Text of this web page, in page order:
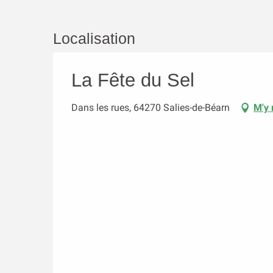
Localisation
La Fête du Sel
Dans les rues, 64270 Salies-de-Béarn M'y